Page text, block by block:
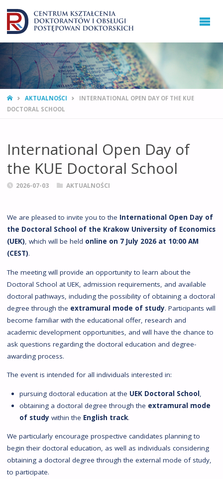
STRONA
GŁÓWNA
AKTUALNOŚCI
INTERNATIONAL OPEN DAY OF THE KUE
DOCTORAL SCHOOL
International Open Day of
the KUE Doctoral School
2026-07-03 AKTUALNOŚCI
We are pleased to invite you to the International Open Day of
the Doctoral School of the Krakow University of Economics
(UEK), which will be held online on 7 July 2026 at 10:00 AM
(CEST).
The meeting will provide an opportunity to learn about the
Doctoral School at UEK, admission requirements, and available
doctoral pathways, including the possibility of obtaining a doctoral
degree through the extramural mode of study. Participants will
become familiar with the educational offer, research and
academic development opportunities, and will have the chance to
ask questions regarding the doctoral education and degree-
awarding process.
The event is intended for all individuals interested in:
pursuing doctoral education at the UEK Doctoral School,
obtaining a doctoral degree through the extramural mode
of study within the English track.
We particularly encourage prospective candidates planning to
begin their doctoral education, as well as individuals considering
obtaining a doctoral degree through the external mode of study,
to participate.